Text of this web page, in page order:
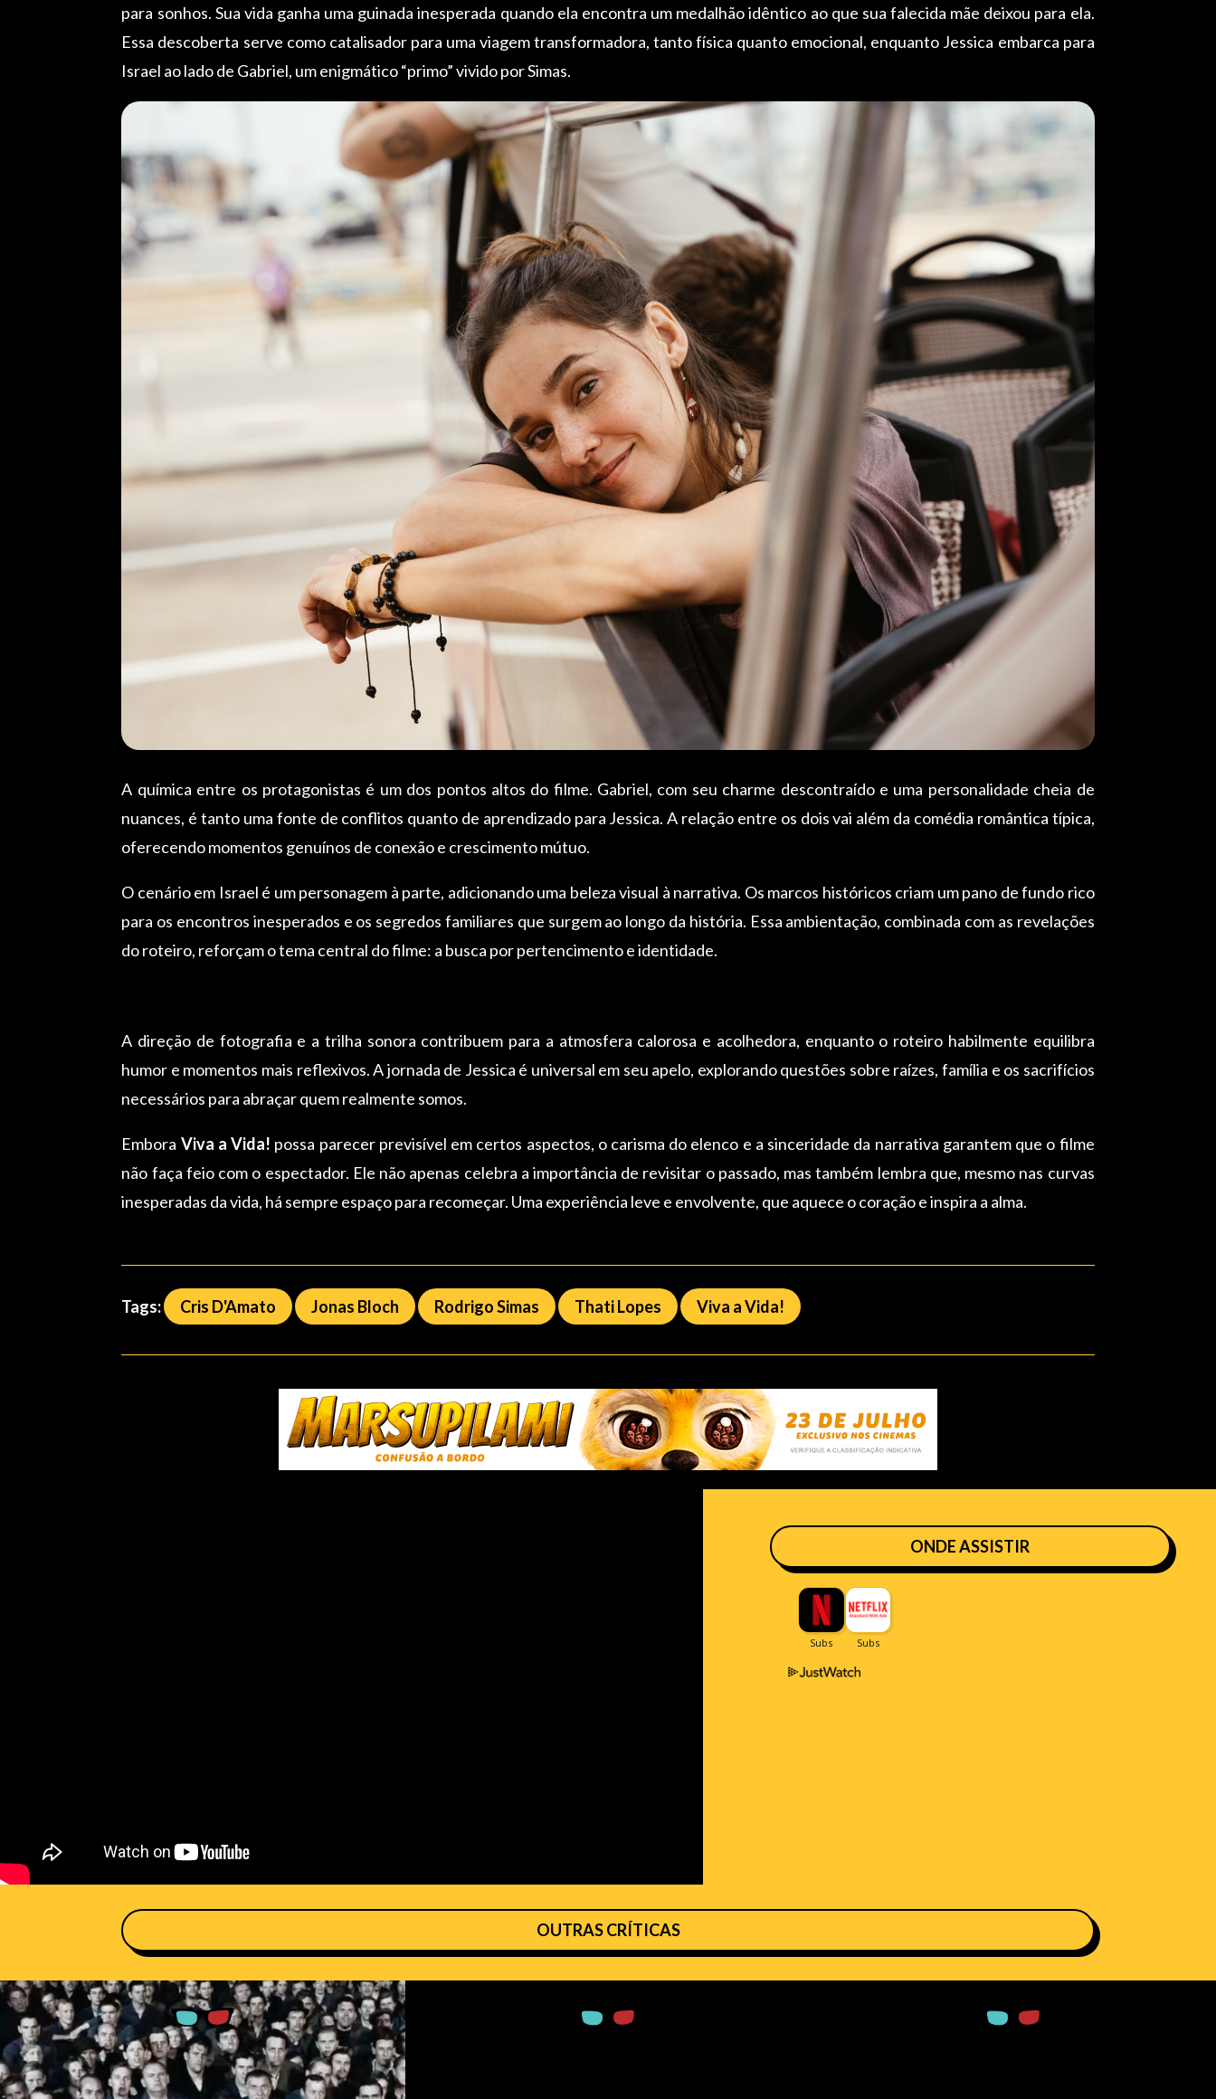
para sonhos. Sua vida ganha uma guinada inesperada quando ela encontra um medalhão idêntico ao que sua falecida mãe deixou para ela.
Essa descoberta serve como catalisador para uma viagem transformadora, tanto física quanto emocional, enquanto Jessica embarca para
Israel ao lado de Gabriel, um enigmático “primo” vivido por Simas.
A química entre os protagonistas é um dos pontos altos do filme. Gabriel, com seu charme descontraído e uma personalidade cheia de
nuances, é tanto uma fonte de conflitos quanto de aprendizado para Jessica. A relação entre os dois vai além da comédia romântica típica,
oferecendo momentos genuínos de conexão e crescimento mútuo.
O cenário em Israel é um personagem à parte, adicionando uma beleza visual à narrativa. Os marcos históricos criam um pano de fundo rico
para os encontros inesperados e os segredos familiares que surgem ao longo da história. Essa ambientação, combinada com as revelações
do roteiro, reforçam o tema central do filme: a busca por pertencimento e identidade.
A direção de fotografia e a trilha sonora contribuem para a atmosfera calorosa e acolhedora, enquanto o roteiro habilmente equilibra
humor e momentos mais reflexivos. A jornada de Jessica é universal em seu apelo, explorando questões sobre raízes, família e os sacrifícios
necessários para abraçar quem realmente somos.
Embora Viva a Vida! possa parecer previsível em certos aspectos, o carisma do elenco e a sinceridade da narrativa garantem que o filme
não faça feio com o espectador. Ele não apenas celebra a importância de revisitar o passado, mas também lembra que, mesmo nas curvas
inesperadas da vida, há sempre espaço para recomeçar. Uma experiência leve e envolvente, que aquece o coração e inspira a alma.
Tags: Cris D'Amato Jonas Bloch Rodrigo Simas Thati Lopes Viva a Vida!
ONDE ASSISTIR
OUTRAS CRÍTICAS